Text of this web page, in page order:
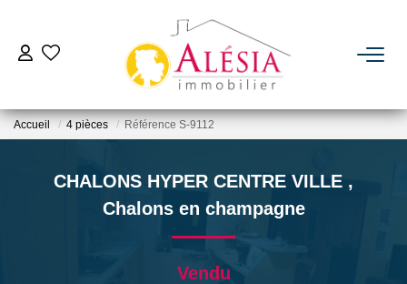
ACHETER
BIENS VENDUS / LOUÉS
Accueil 4 pièces Référence S-9112
CHALONS HYPER CENTRE VILLE ,
Chalons en champagne
Vendu